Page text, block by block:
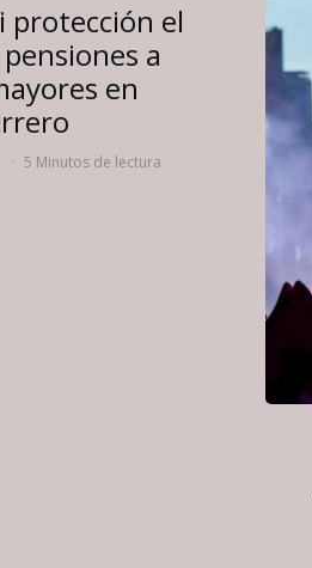
protección el
a
en
· 5 Minutos de lectura